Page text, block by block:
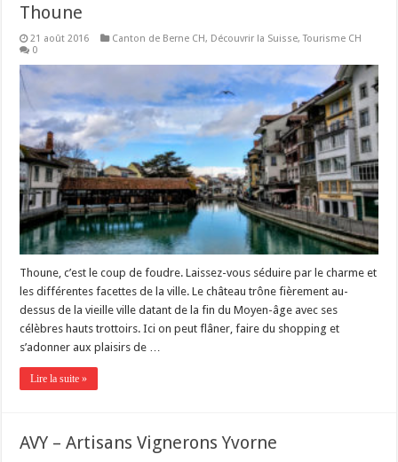
Thoune
21 août 2016 Canton de Berne CH, Découvrir la Suisse,Tourisme CH
0
Thoune, c’est le coup de foudre. Laissez-vous séduire par le charme et
les différentes facettes de la ville. Le château trône fièrement au-
dessus de la vieille ville datant de la fin du Moyen-âge avec ses
célèbres hauts trottoirs. Ici on peut flâner, faire du shopping et
s’adonner aux plaisirs de …
Lire la suite »
AVY – Artisans Vignerons Yvorne